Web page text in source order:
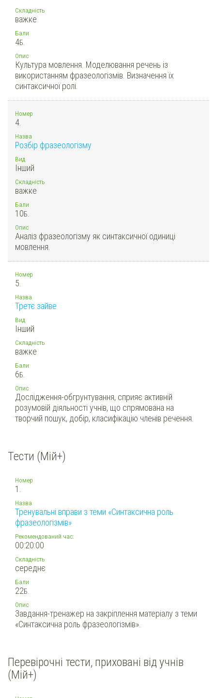
Складність
важке
Бали
4Б.
Опис
Культура мовлення. Моделювання речень із
використанням фразеологізмів. Визначення їх
синтаксичної ролі.
Номер
4.
Назва
Розбір фразеологізму
Вид
Інший
Складність
важке
Бали
10Б.
Опис
Аналіз фразеологізму як синтаксичної одиниці
мовлення.
Номер
5.
Назва
Третє зайве
Вид
Інший
Складність
важке
Бали
6Б.
Опис
Дослідження-обгрунтування, сприяє активній
розумовій діяльності учнів, що спрямована на
творчий пошук, добір, класифікацію членів речення.
Тести (Мій+)
Номер
1.
Назва
Тренувальні вправи з теми «Синтаксична роль
фразеологізмів»
Рекомендований час:
00:20:00
Складність
середнє
Бали
22Б.
Опис
Завдання-тренажер на закріплення матеріалу з теми
«Синтаксична роль фразеологізмів».
Перевірочні тести, приховані від учнів
(Мій+)